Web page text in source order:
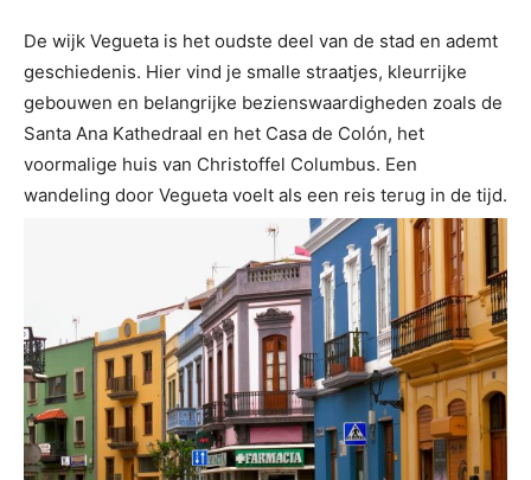
De wijk Vegueta is het oudste deel van de stad en ademt
geschiedenis. Hier vind je smalle straatjes, kleurrijke
gebouwen en belangrijke bezienswaardigheden zoals de
Santa Ana Kathedraal en het Casa de Colón, het
voormalige huis van Christoffel Columbus. Een
wandeling door Vegueta voelt als een reis terug in de tijd.